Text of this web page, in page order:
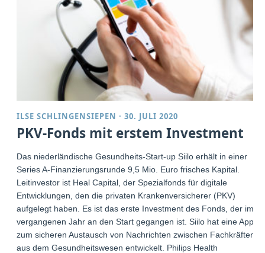
ILSE SCHLINGENSIEPEN ·30. JULI 2020
PKV-Fonds mit erstem Investment
Das niederländische Gesundheits-Start-up Siilo erhält in einer
Series A-Finanzierungsrunde 9,5 Mio. Euro frisches Kapital.
Leitinvestor ist Heal Capital, der Spezialfonds für digitale
Entwicklungen, den die privaten Krankenversicherer (PKV)
aufgelegt haben. Es ist das erste Investment des Fonds, der im
vergangenen Jahr an den Start gegangen ist. Siilo hat eine App
zum sicheren Austausch von Nachrichten zwischen Fachkräften
aus dem Gesundheitswesen entwickelt. Philips Health